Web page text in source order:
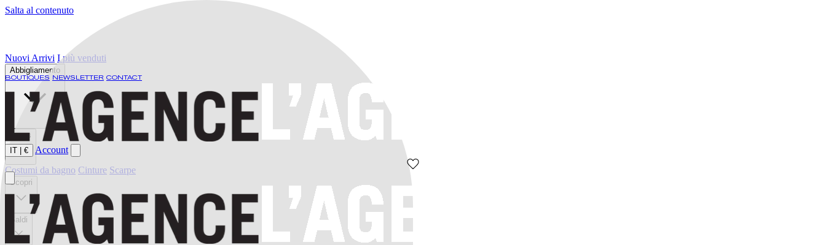
Salta al contenuto
BOUTIQUES NEWSLETTER CONTACT
IT € Account
Nuovi Arrivi I più venduti
Abbigliamento
Jeans
Costumi da bagno Cinture Scarpe
Scopri
Saldi